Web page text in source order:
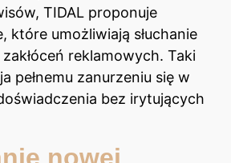
TIDAL proponuje
które umożliwiają słuchanie
reklamowych. Taki
pełnemu zanurzeniu się w
bez irytujących